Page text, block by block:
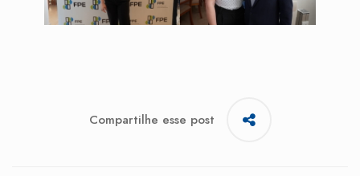
Compartilhe esse post